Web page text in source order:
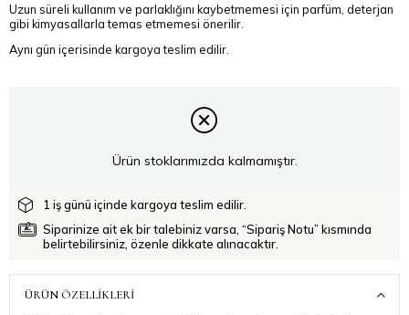
Uzun süreli kullanım ve parlaklığını kaybetmemesi için parfüm, deterjan
gibi kimyasallarla temas etmemesi önerilir.
Aynı gün içerisinde kargoya teslim edilir.
Ürün stoklarımızda kalmamıştır.
1 iş günü içinde kargoya teslim edilir.
Siparinize ait ek bir talebiniz varsa, “Sipariş Notu” kısmında
belirtebilirsiniz, özenle dikkate alınacaktır.
ÜRÜN ÖZELLIKLERI